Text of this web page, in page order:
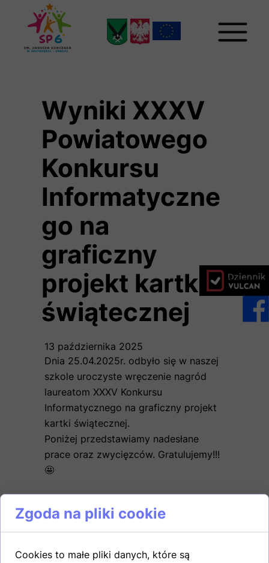
dziennik
13 października 2025
Wyniki XXXV
Powiatowego
Konkursu
Informatyczne
go na
graficzny
projekt kartki
świątecznej
Dnia 25.04.2025r. odbyło się w naszej
szkole uroczyste wręczenie nagród
laureatom XXXV Konkursu
Informatycznego na graficzny projekt
kartki świątecznej.
Poniżej przedstawiamy nadesłane
prace oraz zwycięzców. Gratulujemy!!!
🤩
Zgoda na pliki cookie
Cookies to małe pliki danych, które są